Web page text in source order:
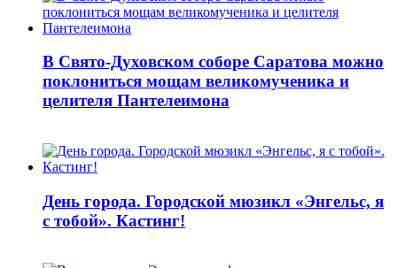
В Свято-Духовском соборе Саратова можно
поклониться мощам великомученика и
целителя Пантелеимона
День города. Городской мюзикл «Энгельс, я
с тобой». Кастинг!